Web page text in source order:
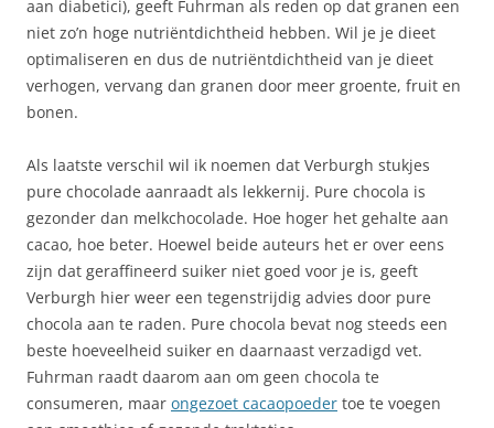
aan diabetici), geeft Fuhrman als reden op dat granen een
niet zo’n hoge nutriëntdichtheid hebben. Wil je je dieet
optimaliseren en dus de nutriëntdichtheid van je dieet
verhogen, vervang dan granen door meer groente, fruit en
bonen.
Als laatste verschil wil ik noemen dat Verburgh stukjes
pure chocolade aanraadt als lekkernij. Pure chocola is
gezonder dan melkchocolade. Hoe hoger het gehalte aan
cacao, hoe beter. Hoewel beide auteurs het er over eens
zijn dat geraffineerd suiker niet goed voor je is, geeft
Verburgh hier weer een tegenstrijdig advies door pure
chocola aan te raden. Pure chocola bevat nog steeds een
beste hoeveelheid suiker en daarnaast verzadigd vet.
Fuhrman raadt daarom aan om geen chocola te
consumeren, maar ongezoet cacaopoeder toe te voegen